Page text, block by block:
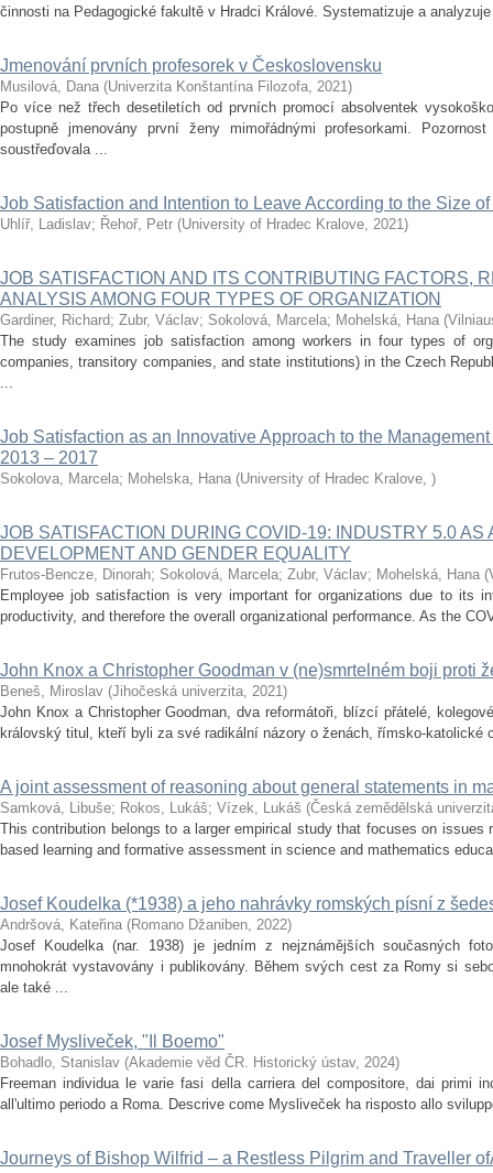
činnosti na Pedagogické fakultě v Hradci Králové. Systematizuje a
Jmenování prvních profesorek v Československu
Musilová, Dana (Univerzita Konštantína Filozofa, 2021)
Po více než třech desetiletích od prvních promocí absolventek
postupně jmenovány první ženy mimořádnými profesorkami.
soustřeďovala ...
Job Satisfaction and Intention to Leave According to the Size
Uhlíř, Ladislav; Řehoř, Petr (University of Hradec Kralove, 2021)
JOB SATISFACTION AND ITS CONTRIBUTING FACTORS,
ANALYSIS AMONG FOUR TYPES OF ORGANIZATION
Gardiner, Richard; Zubr, Václav; Sokolová, Marcela; Mohelská, Hana (
The study examines job satisfaction among workers in four types of
companies, transitory companies, and state institutions) in the Czech
...
Job Satisfaction as an Innovative Approach to the
2013 – 2017
Sokolova, Marcela; Mohelska, Hana (University of Hradec Kralove, )
JOB SATISFACTION DURING COVID-19: INDUSTRY 5.0 AS
DEVELOPMENT AND GENDER EQUALITY
Frutos-Bencze, Dinorah; Sokolová, Marcela; Zubr, Václav; Mohelská, Hana (
Employee job satisfaction is very important for organizations due to its
productivity, and therefore the overall organizational performance. As the
John Knox a Christopher Goodman v (ne)smrtelném boji proti
Beneš, Miroslav (Jihočeská univerzita, 2021)
John Knox a Christopher Goodman, dva reformátoři, blízcí přátelé,
královský titul, kteří byli za své radikální názory o ženách, římsko-katolické
A joint assessment of reasoning about general statements in
Samková, Libuše; Rokos, Lukáš; Vízek, Lukáš (Česká zemědělská
This contribution belongs to a larger empirical study that focuses on issues
based learning and formative assessment in science and mathematics
Josef Koudelka (*1938) a jeho nahrávky romských písní z
Andršová, Kateřina (Romano Džaniben, 2022)
Josef Koudelka (nar. 1938) je jedním z nejznámějších současných
mnohokrát vystavovány i publikovány. Během svých cest za Romy si
ale také ...
Josef Mysliveček, "Il Boemo"
Bohadlo, Stanislav (Akademie věd ČR. Historický ústav, 2024)
Freeman individua le varie fasi della carriera del compositore, dai primi
all'ultimo periodo a Roma. Descrive come Mysliveček ha risposto allo
Journeys of Bishop Wilfrid – a Restless Pilgrim and Traveller